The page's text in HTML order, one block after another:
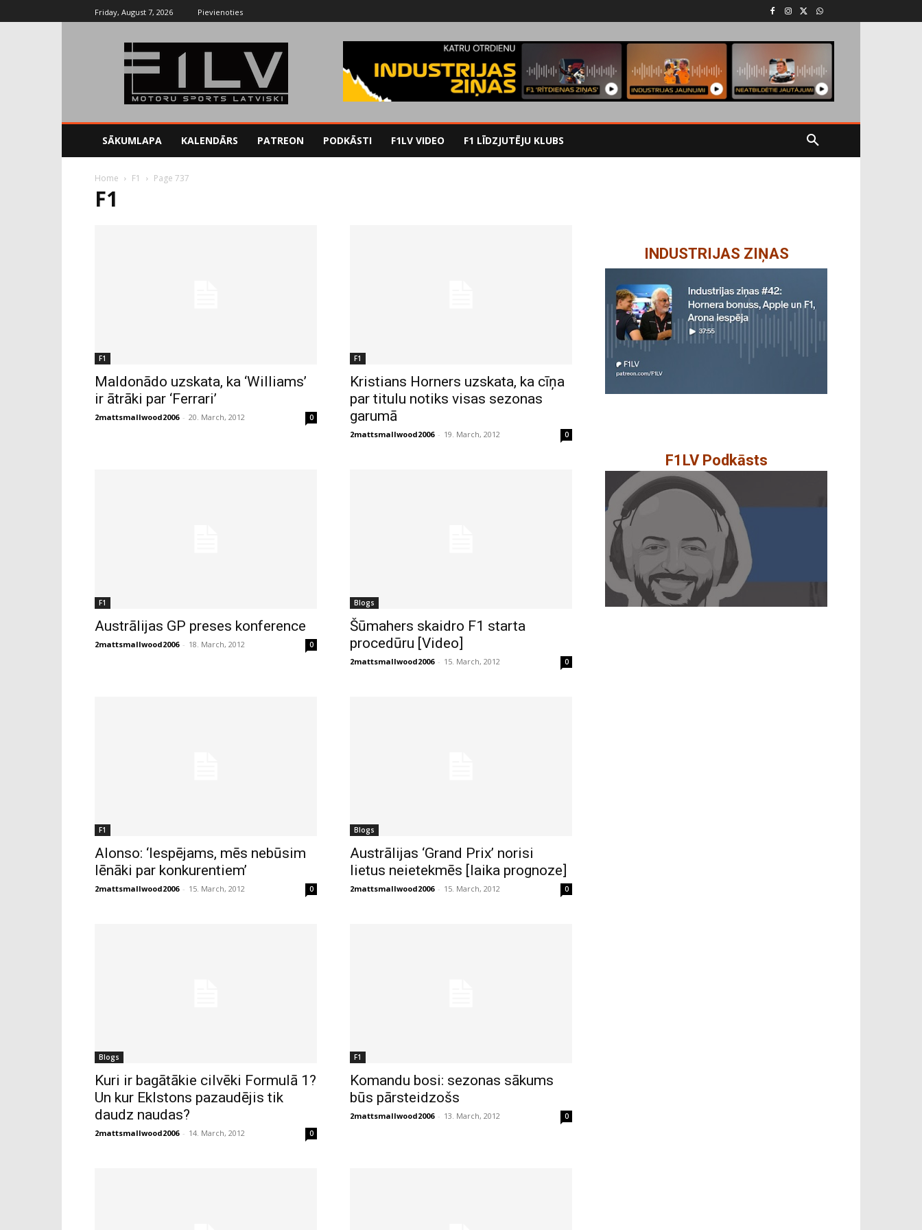
Friday, August 7, 2026 Pievienoties
SĀKUMLAPA KALENDĀRS PATREON PODKĀSTI F1LV VIDEO F1 LĪDZJUTĒJU KLUBS
Home F1 Page 737
F1
F1
Maldonādo uzskata, ka ‘Williams’
ir ātrāki par ‘Ferrari’
2mattsmallwood2006 - 20. March, 2012 0
F1
Kristians Horners uzskata, ka cīņa
par titulu notiks visas sezonas
garumā
2mattsmallwood2006 - 19. March, 2012 0
F1
Austrālijas GP preses konference
2mattsmallwood2006 - 18. March, 2012 0
Blogs
Šūmahers skaidro F1 starta
procedūru [Video]
2mattsmallwood2006 - 15. March, 2012 0
F1
Alonso: ‘Iespējams, mēs nebūsim
lēnāki par konkurentiem’
2mattsmallwood2006 - 15. March, 2012 0
Blogs
Austrālijas ‘Grand Prix’ norisi
lietus neietekmēs [laika prognoze]
2mattsmallwood2006 - 15. March, 2012 0
Blogs
Kuri ir bagātākie cilvēki Formulā 1?
Un kur Eklstons pazaudējis tik
daudz naudas?
2mattsmallwood2006 - 14. March, 2012 0
F1
Komandu bosi: sezonas sākums
būs pārsteidzošs
2mattsmallwood2006 - 13. March, 2012 0
INDUSTRIJAS ZIŅAS
F1LV Podkāsts